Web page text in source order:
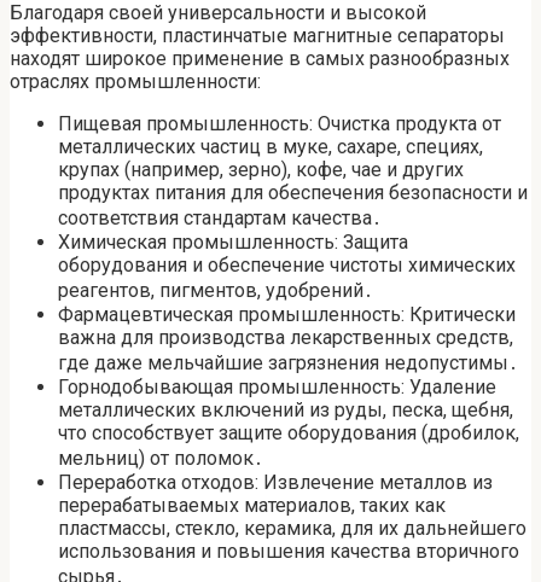
Благодаря своей универсальности и высокой
эффективности, пластинчатые магнитные сепараторы
находят широкое применение в самых разнообразных
отраслях промышленности:
Пищевая промышленность: Очистка продукта от
металлических частиц в муке, сахаре, специях,
крупах (например, зерно), кофе, чае и других
продуктах питания для обеспечения безопасности и
соответствия стандартам качества․
Химическая промышленность: Защита
оборудования и обеспечение чистоты химических
реагентов, пигментов, удобрений․
Фармацевтическая промышленность: Критически
важна для производства лекарственных средств,
где даже мельчайшие загрязнения недопустимы․
Горнодобывающая промышленность: Удаление
металлических включений из руды, песка, щебня,
что способствует защите оборудования (дробилок,
мельниц) от поломок․
Переработка отходов: Извлечение металлов из
перерабатываемых материалов, таких как
пластмассы, стекло, керамика, для их дальнейшего
использования и повышения качества вторичного
сырья․